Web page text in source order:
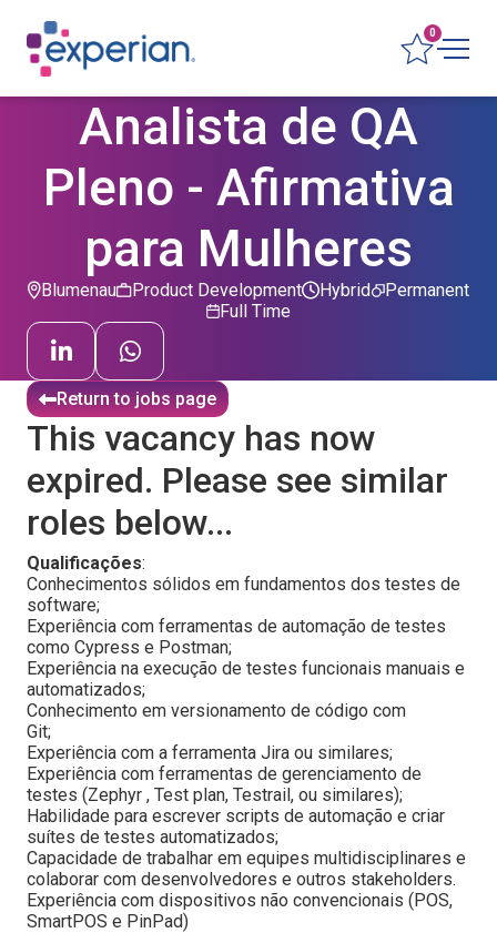
0
Analista de QA
Pleno - Afirmativa
para Mulheres
Blumenau Product Development Permanent
Hybrid
Full Time
Return to jobs page
This vacancy has now
expired. Please see similar
roles below...
Qualificações:
Conhecimentos sólidos em fundamentos dos testes de
software;
Experiência com ferramentas de automação de testes
como Cypress e Postman;
Experiência na execução de testes funcionais manuais e
automatizados;
Conhecimento em versionamento de código com
Git;
Experiência com a ferramenta Jira ou similares;
Experiência com ferramentas de gerenciamento de
testes (Zephyr , Test plan, Testrail, ou similares);
Habilidade para escrever scripts de automação e criar
suítes de testes automatizados;
Capacidade de trabalhar em equipes multidisciplinares e
colaborar com desenvolvedores e outros stakeholders.
Experiência com dispositivos não convencionais (POS,
SmartPOS e PinPad)